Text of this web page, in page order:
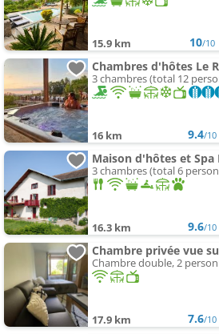
15.9 km 10/10
Chambres d'hôtes Le
3 chambres (total 12
16 km 9.4/10
3 chambres (total 6
16.3 km 9.6/10
Chambre double, 2
17.9 km 7.6/10